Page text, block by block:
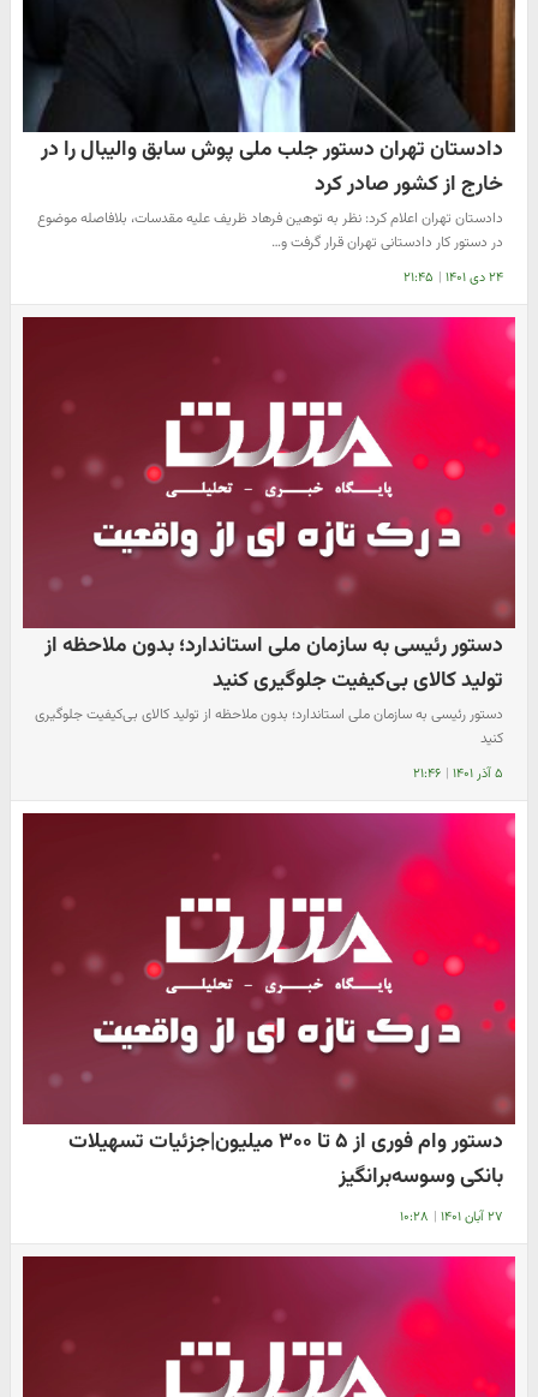
دادستان تهران دستور جلب ملی پوش سابق والیبال را در
خارج از کشور صادر کرد
دادستان تهران اعلام کرد: نظر به توهین فرهاد ظریف علیه مقدسات، بلافاصله موضوع
در دستور کار دادستانی تهران قرار گرفت و…
۲۴ دی ۱۴۰۱ | ۲۱:۴۵
دستور رئیسی به سازمان ملی استاندارد؛ بدون ملاحظه از
تولید کالای بی‌کیفیت جلوگیری کنید
دستور رئیسی به سازمان ملی استاندارد؛ بدون ملاحظه از تولید کالای بی‌کیفیت جلوگیری
کنید
۵ آذر ۱۴۰۱ | ۲۱:۴۶
دستور وام فوری از ۵ تا ۳۰۰ میلیون|جزئیات تسهیلات
بانکی وسوسه‌برانگیز
۲۷ آبان ۱۴۰۱ | ۱۰:۲۸